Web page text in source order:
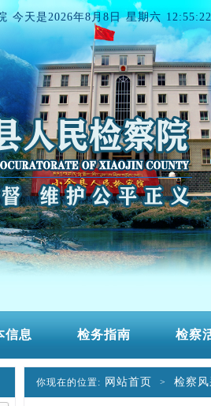
今天是2026年8月8日 星期六 12:55:22
信息 检务指南 检察
你现在的位置: 网站首页 > 检察